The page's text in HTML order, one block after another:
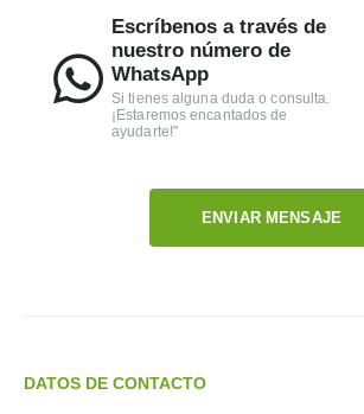
Escríbenos a través de
nuestro número de
WhatsApp
Si tienes alguna duda o consulta.
¡Estaremos encantados de
ayudarte!"
ENVIAR MENSAJE
DATOS DE CONTACTO